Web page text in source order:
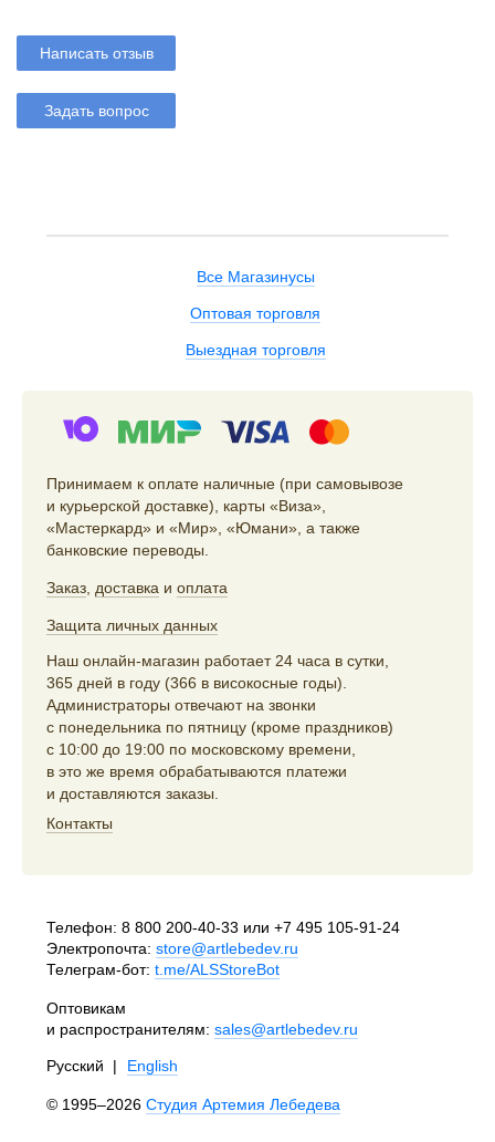
Написать отзыв
Задать вопрос
Все Магазинусы
Оптовая торговля
Выездная торговля
Принимаем к оплате наличные (при самовывозе
и курьерской доставке), карты «Виза»,
«Мастеркард» и «Мир», «Юмани», а также
банковские переводы.
Заказ доставка и оплата
Защита личных данных
Наш онлайн-магазин работает 24 часа в сутки,
365 дней в году (366 в високосные годы).
Администраторы отвечают на звонки
с понедельника по пятницу (кроме праздников)
с 10:00 до 19:00 по московскому времени,
в это же время обрабатываются платежи
и доставляются заказы.
Контакты
Телефон: 8 800 200-40-33 или +7 495 105-91-24
Электропочта: store@artlebedev.ru
Телеграм-бот: t.me/ALSStoreBot
Оптовикам
и распространителям: sales@artlebedev.ru
Русский | English
© 1995–2026 Студия Артемия Лебедева